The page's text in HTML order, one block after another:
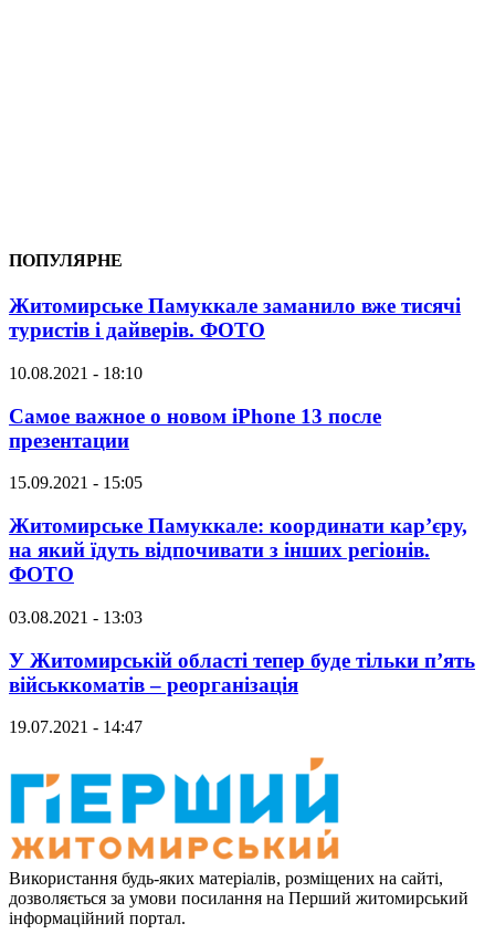
ПОПУЛЯРНЕ
Житомирське Памуккале заманило вже тисячі
туристів і дайверів. ФОТО
10.08.2021 - 18:10
Самое важное о новом iPhone 13 после
презентации
15.09.2021 - 15:05
Житомирське Памуккале: координати кар’єру,
на який їдуть відпочивати з інших регіонів.
ФОТО
03.08.2021 - 13:03
У Житомирській області тепер буде тільки п’ять
військкоматів – реорганізація
19.07.2021 - 14:47
Використання будь-яких матеріалів, розміщених на сайті,
дозволяється за умови посилання на Перший житомирський
інформаційний портал.